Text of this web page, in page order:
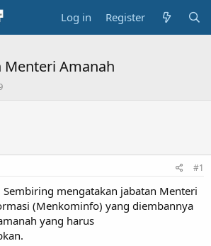
Log in Register
Menteri Amanah
#1
Sembiring mengatakan jabatan Menteri
(Menkominfo) yang diembannya
yang harus